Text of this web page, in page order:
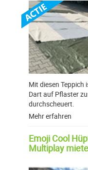
Mit diesen Teppich
Dart auf Pflaster
durchscheuert.
Mehr erfahren
Emoji Cool
Multiplay